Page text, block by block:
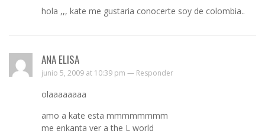
hola ,,, kate me gustaria conocerte soy de colombia..
ANA ELISA
junio 5, 2009 at 10:39 pm — Responder
olaaaaaaaa
amo a kate esta mmmmmmmm
me enkanta ver a the L world